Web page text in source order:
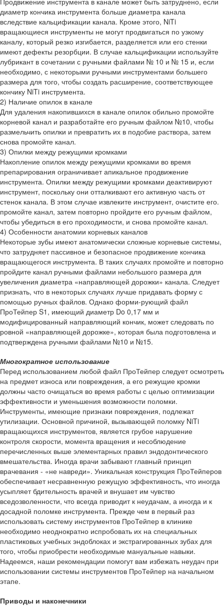
диаметр кончика инструмента больше диаметра канала
вследствие кальцификации канала. Кроме этого, NiTi
вращающиеся инструменты не могут продвигаться по узкому
каналу, который резко изгибается, разделяется или его стенки
имеют дефекты резорбции. В случае кальцификации используйте
лубрикант в сочетании с ручными файлами № 10 и № 15 и, если
необходимо, с некоторыми ручными инструментами большего
размера для того, чтобы создать расширение, соответствующее
кончику NiTi инструмента.
2) Наличие опилок в канале
Для удаления накопившихся в канале опилок обильно промойте
корневой канал и разработайте его ручным файлом №10, чтобы
размельчить опилки и превратить их в подобие раствора, затем
снова промойте канал.
3) Опилки между режущими кромками
Накопление опилок между режущими кромками во время
препарирования ограничивает апикальное продвижение
инструмента. Опилки между режущими кромками деактивируют
инструмент, поскольку они отталкивают его активную часть от
стенок канала. В этом случае извлеките инструмент, очистите его.
промойте канал, затем повторно пройдите его ручным файлом,
чтобы убедиться в его проходимости, и снова промойте канал.
4) Особенности анатомии корневых каналов
Некоторые зубы имеют анатомически сложные корневые системы,
что затрудняет пассивное и безопасное продвижение кончика
вращающегося инструмента. В таких случаях промойте и повторно
пройдите канал ручными файлами небольшого размера для
увеличения диаметра «направляющей дорожки» канала. Следует
признать, что в некоторых случаях лучше придавать форму с
помощью ручных файлов. Однако форми-рующий файл
ПроТейпер S1, имеющий диаметр Do 0,17 мм и
модифицированный направляющий кончик, может следовать по
ровной «направляющей дорожке», которая была подготовлена и
подтверждена ручными файлами №10 и №15.
Многократное использование
Перед использованием любой файл ПроТейпер следует осмотреть
на предмет износа или повреждения, а его режущие кромки
должны часто очищаться во время работы с целью оптимизации
эффективности и уменьшения возможности поломки.
Инструменты, имеющие признаки повреждения, подлежат
утилизации. Основной причиной, вызывающей поломку NiTi
вращающихся инструментов, является грубое нарушение
контроля скорости, момента вращения и несоблюдение
перечисленных выше элементарных правил эндодонтического
вмешательства. Иногда врачи забывают главный принцип
врачевания - «не навреди». Уникальная конструкция ПроТейперов
обеспечивает несравненную режущую эффективность, что иногда
усыпляет бдительность врачей и внушает им чувство
вседозволенности, что всегда приводит к неудачам, а иногда и к
досадной поломке инструмента. Прежде чем в первый раз
использовать систему инструментов ПроТейпер в клинике
необходимо неоднократно испробовать их на специальных
пластиковых учебных эндоблоках и экстрагированных зубах для
того, чтобы приобрести необходимые мануальные навыки.
Надеемся, наши рекомендации помогут вам избежать неудач при
использовании системы инструментов ПроТейпер на начальном
этапе.
Приводы и наконечники